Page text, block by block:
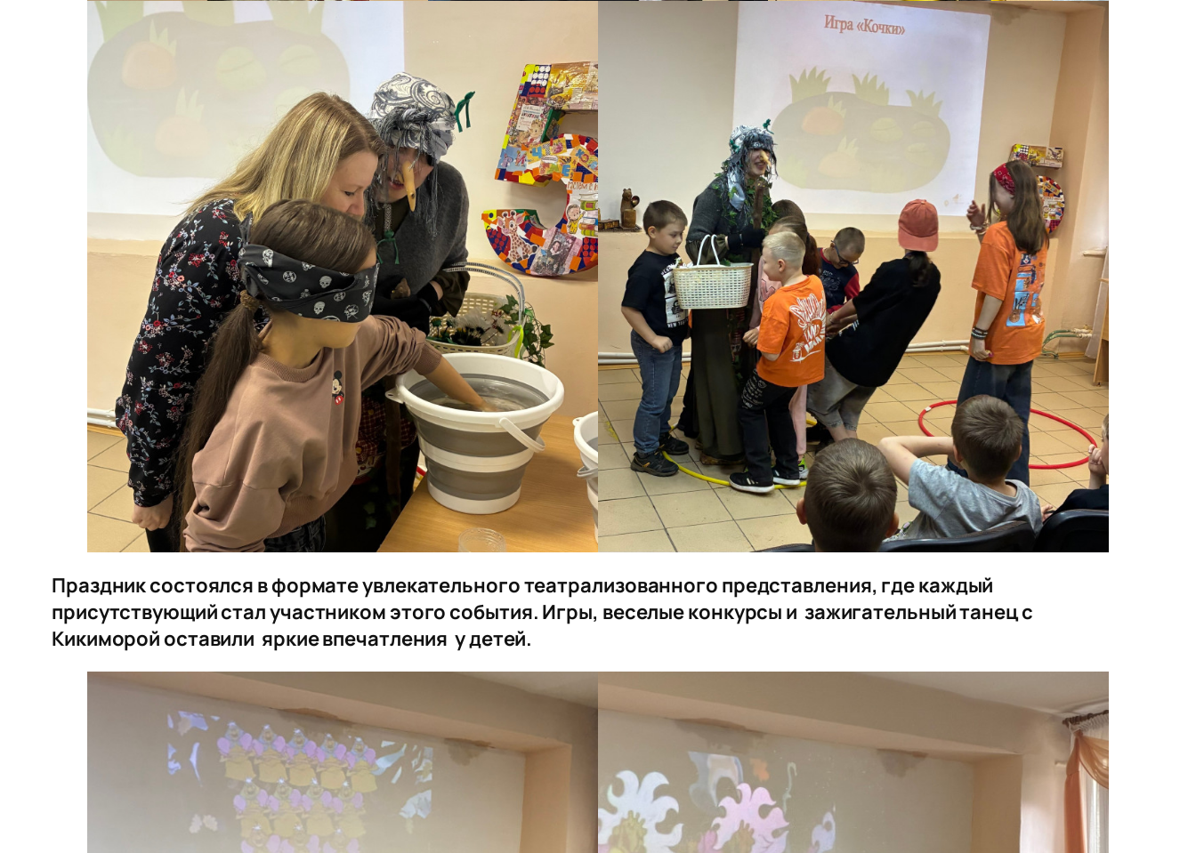
Праздник состоялся в формате увлекательного театрализованного представления, где каждый
присутствующий стал участником этого события. Игры, веселые конкурсы и зажигательный танец с
Кикиморой оставили яркие впечатления у детей.